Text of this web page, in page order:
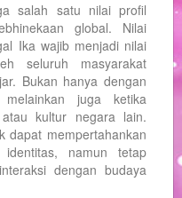
salah satu nilai profil
global. Nilai
Ika wajib menjadi nilai
seluruh masyarakat
Bukan hanya dengan
juga ketika
kultur negara lain.
dapat mempertahankan
namun tetap
dengan budaya